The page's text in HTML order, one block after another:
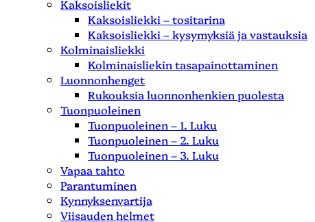
Kaksoisliekit
Kaksoisliekki – tositarina
Kaksoisliekki – kysymyksiä ja vastauksia
Kolminaisliekki
Kolminaisliekin tasapainottaminen
Luonnonhenget
Rukouksia luonnonhenkien puolesta
Tuonpuoleinen
Tuonpuoleinen – 1. Luku
Tuonpuoleinen – 2. Luku
Tuonpuoleinen – 3. Luku
Vapaa tahto
Parantuminen
Kynnyksenvartija
Viisauden helmet